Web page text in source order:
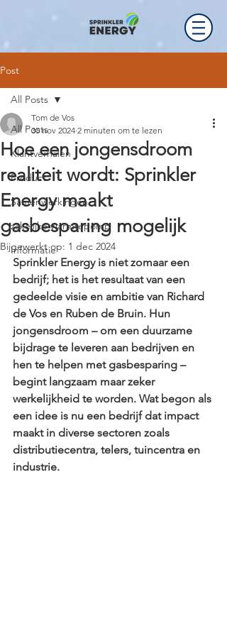
Post
All Posts
Klantverhalen
Product
Samenwerkingen
zakelijke warmtepomp
Informatie
All Posts
Hoe een jongensdroom
realiteit wordt: Sprinkler
Energy maakt
gasbesparing mogelijk
Tom de Vos
30 nov 2024 2 minuten om te lezen
Bijgewerkt op: 1 dec 2024
Sprinkler Energy is niet zomaar een
bedrijf; het is het resultaat van een
gedeelde visie en ambitie van Richard
de Vos en Ruben de Bruin. Hun
jongensdroom – om een duurzame
bijdrage te leveren aan bedrijven en
hen te helpen met gasbesparing –
begint langzaam maar zeker
werkelijkheid te worden. Wat begon als
een idee is nu een bedrijf dat impact
maakt in diverse sectoren zoals
distributiecentra, telers, tuincentra en
industrie.